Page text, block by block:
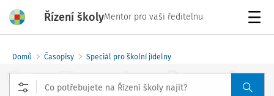
Řízení školyMentor pro vaši ředitelnu
Domů Časopisy Speciál pro školní jídelny